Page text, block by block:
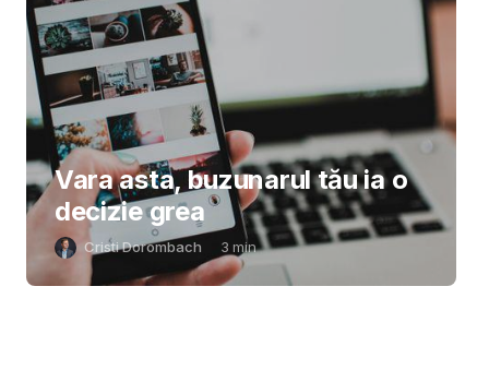
Vara asta, buzunarul tău ia o
decizie grea
Cristi Dorombach 3 min